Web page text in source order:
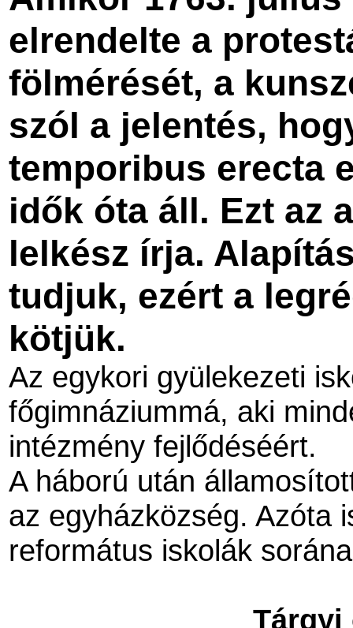
elrendelte a
fölmérését, a
szól a jelentés,
temporibus erecta
idők óta áll. Ezt az
lelkész írja.
tudjuk, ezért a
kötjük.
Az egykori gyülekezeti
főgimnáziummá, aki
intézmény fejlődéséért.
A háború után
az egyházközség. Azóta
református iskolák
Tárgyi